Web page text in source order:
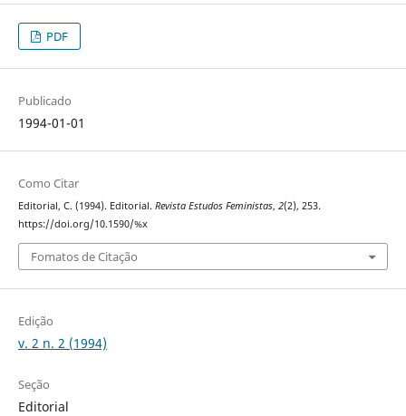
PDF
Publicado
1994-01-01
Como Citar
Editorial, C. (1994). Editorial. Revista Estudos Feministas, 2(2), 253.
https://doi.org/10.1590/%x
Fomatos de Citação
Edição
v. 2 n. 2 (1994)
Seção
Editorial